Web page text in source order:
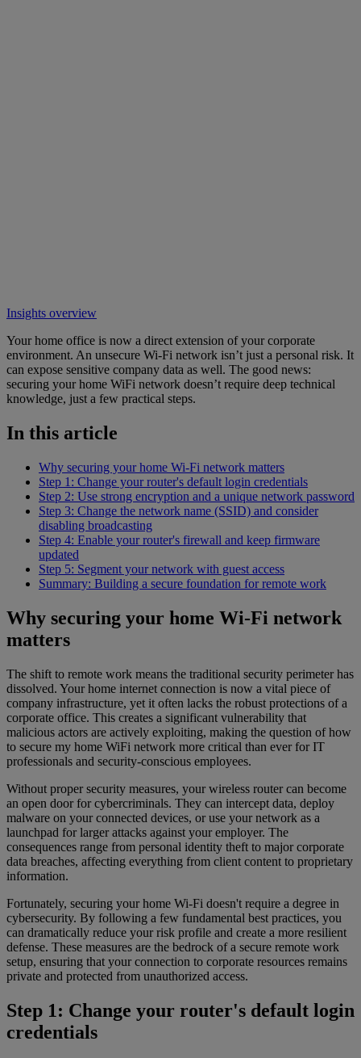
Insights overview
Your home office is now a direct extension of your corporate
environment. An unsecure Wi-Fi network isn’t just a personal risk. It
can expose sensitive company data as well. The good news:
securing your home WiFi network doesn’t require deep technical
knowledge, just a few practical steps.
In this article
Why securing your home Wi-Fi network matters
Step 1: Change your router's default login credentials
Step 2: Use strong encryption and a unique network password
Step 3: Change the network name (SSID) and consider
disabling broadcasting
Step 4: Enable your router's firewall and keep firmware
updated
Step 5: Segment your network with guest access
Summary: Building a secure foundation for remote work
Why securing your home Wi-Fi network
matters
The shift to remote work means the traditional security perimeter has
dissolved. Your home internet connection is now a vital piece of
company infrastructure, yet it often lacks the robust protections of a
corporate office. This creates a significant vulnerability that
malicious actors are actively exploiting, making the question of how
to secure my home WiFi network more critical than ever for IT
professionals and security-conscious employees.
Without proper security measures, your wireless router can become
an open door for cybercriminals. They can intercept data, deploy
malware on your connected devices, or use your network as a
launchpad for larger attacks against your employer. The
consequences range from personal identity theft to major corporate
data breaches, affecting everything from client content to proprietary
information.
Fortunately, securing your home Wi-Fi doesn't require a degree in
cybersecurity. By following a few fundamental best practices, you
can dramatically reduce your risk profile and create a more resilient
defense. These measures are the bedrock of a secure remote work
setup, ensuring that your connection to corporate resources remains
private and protected from unauthorized access.
Step 1: Change your router's default login
credentials